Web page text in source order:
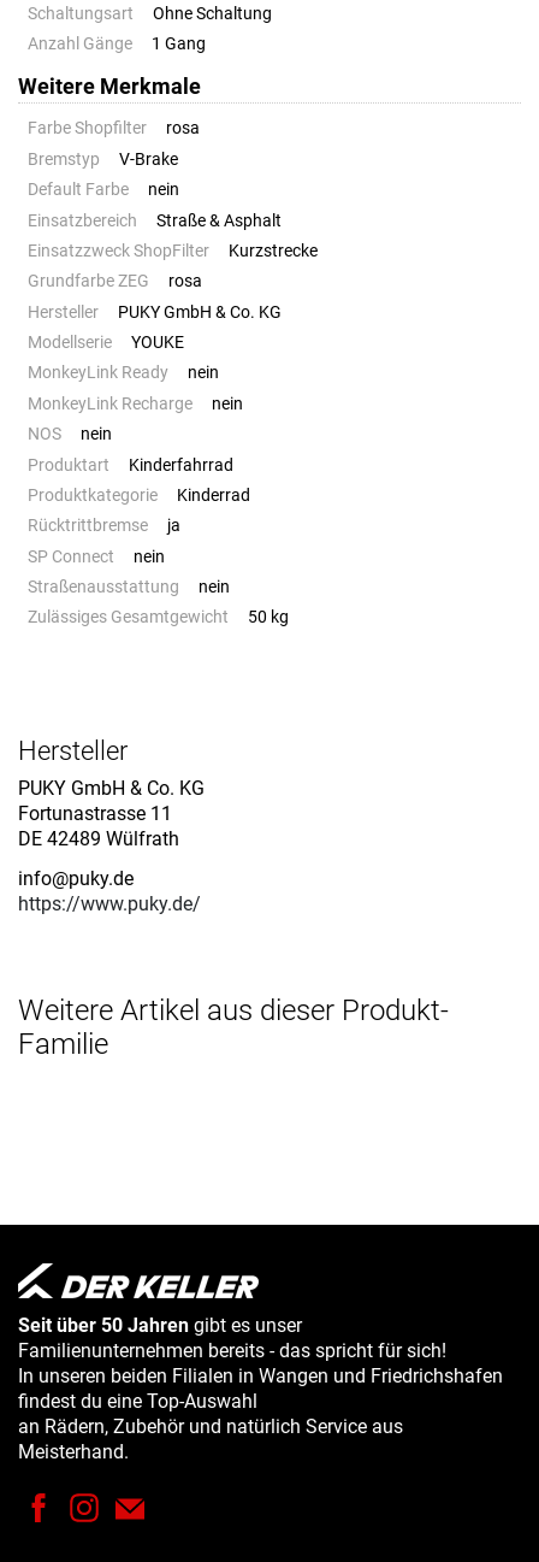
Schaltungsart
Ohne Schaltung
Anzahl Gänge
1 Gang
Weitere Merkmale
Farbe Shopfilter
rosa
Bremstyp
V-Brake
Default Farbe
nein
Einsatzbereich
Straße & Asphalt
Einsatzzweck ShopFilter
Kurzstrecke
Grundfarbe ZEG
rosa
Hersteller
PUKY GmbH & Co. KG
Modellserie
YOUKE
MonkeyLink Ready
nein
MonkeyLink Recharge
nein
NOS
nein
Produktart
Kinderfahrrad
Produktkategorie
Kinderrad
Rücktrittbremse
ja
SP Connect
nein
Straßenausstattung
nein
Zulässiges Gesamtgewicht
50 kg
Hersteller
PUKY GmbH & Co. KG
Fortunastrasse 11
DE 42489 Wülfrath
info@puky.de
https://www.puky.de/
Weitere Artikel aus dieser Produkt-
Familie
Seit über 50 Jahren gibt es unser
Familienunternehmen bereits - das spricht für sich!
In unseren beiden Filialen in Wangen und Friedrichshafen
findest du eine Top-Auswahl
an Rädern, Zubehör und natürlich Service aus
Meisterhand.